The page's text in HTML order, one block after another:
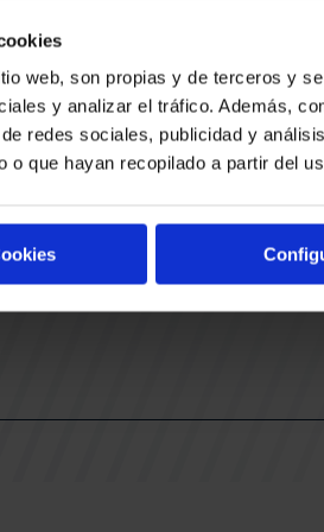
web, son propias y de terceros y
y analizar el tráfico. Además,
redes sociales, publicidad y
o que hayan recopilado a partir del
SASKI